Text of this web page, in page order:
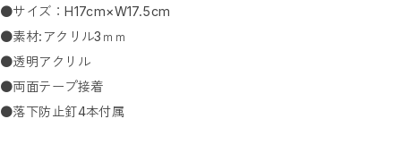
●サイズ：H17cm×W17.5cm
●素材:アクリル3ｍｍ
●透明アクリル
●両面テープ接着
●落下防止釘4本付属